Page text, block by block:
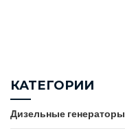
КАТЕГОРИИ
Дизельные генераторы